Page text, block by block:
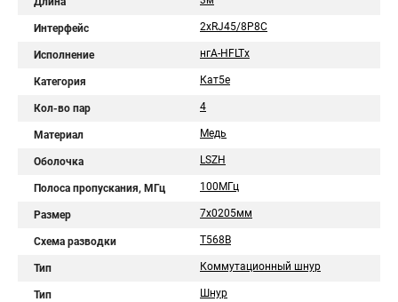
Интерфейс 2хRJ45/8P8C
Исполнение нгА-HFLTx
Категория Кат5е
Кол-во пар 4
Материал Медь
Оболочка LSZH
Полоса пропускания, МГц 100МГц
Размер 7х0205мм
Схема разводки T568B
Тип Коммутационный шнур
Тип Шнур